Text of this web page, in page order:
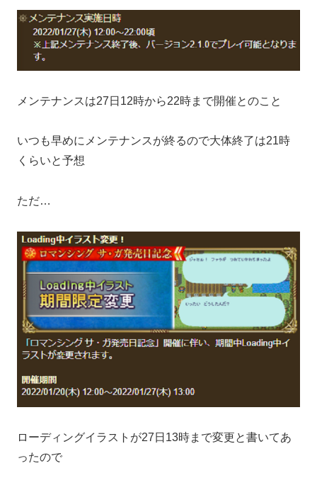
メンテナンスは27日12時から22時まで開催とのこと
いつも早めにメンテナンスが終るので大体終了は21時
くらいと予想
ただ…
ローディングイラストが27日13時まで変更と書いてあ
ったので